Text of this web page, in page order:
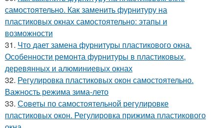
самостоятельно. Как заменить фурнитуру на
пластиковых окнах самостоятельно: этапы и
возможности
31. Что дает замена фурнитуры пластикового окна.
Особенности ремонта фурнитуры в пластиковых,
деревянных и алюминиевых окнах
32. Регулировка пластиковых окон самостоятельно.
Важность режима зима-лето
33. Советы по самостоятельной регулировке
пластиковых окон. Регулировка прижима пластикового